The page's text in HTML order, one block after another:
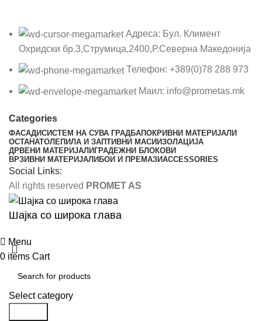
Адреса: Бул. Климент
Охридски бр.3,Струмица,2400,Р.Северна Македонија
Телефон: +389(0)78 288 973
Маил: info@prometas.mk
Categories
ФАСАДИСИСТЕМ НА СУВА ГРАДБАПОКРИВНИ МАТЕРИЈАЛИ
ОСТАНАТОЛЕПИЛА И ЗАПТИВНИ МАСИ ИЗОЛАЦИЈА
ДРВЕНИ МАТЕРИЈАЛИ ГРАДЕЖНИ БЛОКОВИ
ВРЗИВНИ МАТЕРИЈАЛИ БОИ И ПРЕМАЗИACCESSORIES
Social Links:
All rights reserved PROMET AS
Шајка со широка глава
Select category
Menu
0 items Cart